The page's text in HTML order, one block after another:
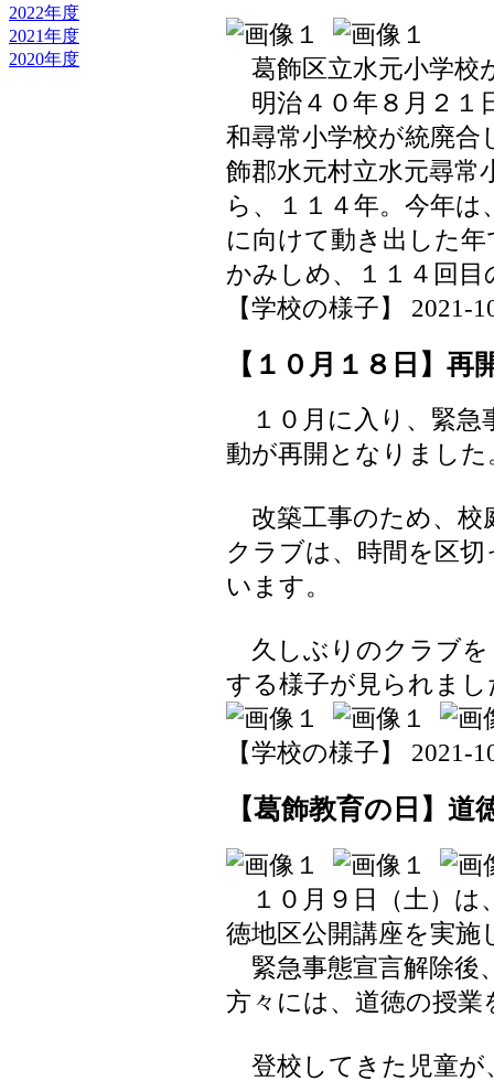
2022年度
2021年度
2020年度
葛飾区立水元小学校
明治４０年８月２１
和尋常小学校が統廃合
飾郡水元村立水元尋
ら、１１４年。今年
に向けて動き出した
かみしめ、１１４回
【学校の様子】 2021-
【１０月１８日】
１０月に入り、緊急
動が再開となりました
改築工事のため、校
クラブは、時間を区
います。
久しぶりのクラブを
する様子が見られまし
【学校の様子】 2021-
【葛飾教育の日】道
１０月９日（土）は
徳地区公開講座を実施
緊急事態宣言解除後
方々には、道徳の授
登校してきた児童が